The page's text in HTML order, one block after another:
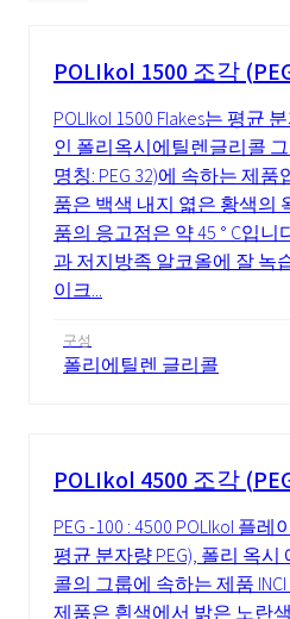
POLIkol 1500 조각
POLIkol 1500 Flakes는 평균
인 폴리옥시에틸렌글리콜 그
명칭: PEG 32)에 속하는 제품
품은 백색 내지 엷은 황색의
품의 응고점은 약 45 ° C입니
과 저지방족 알코올에 잘 녹
이크...
구성
폴리에틸렌 글리콜
POLIkol 4500 조각
PEG -100 : 4500 POLIkol 플레
평균 분자량 PEG), 폴리 옥시
콜의 그룹에 속하는 제품
제품은 흰색에서 밝은 노란